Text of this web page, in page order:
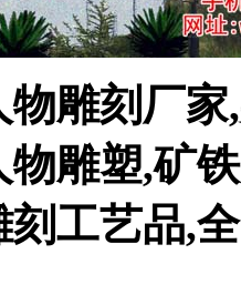
雕刻厂
雕塑,矿
工艺品,